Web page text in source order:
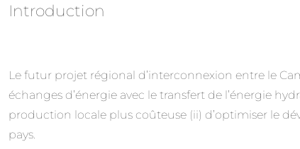
Introduction
Le futur projet régional d’interconnexion entre le
échanges d’énergie avec le transfert de l’énergie
production locale plus coûteuse (ii) d’optimiser le
pays.